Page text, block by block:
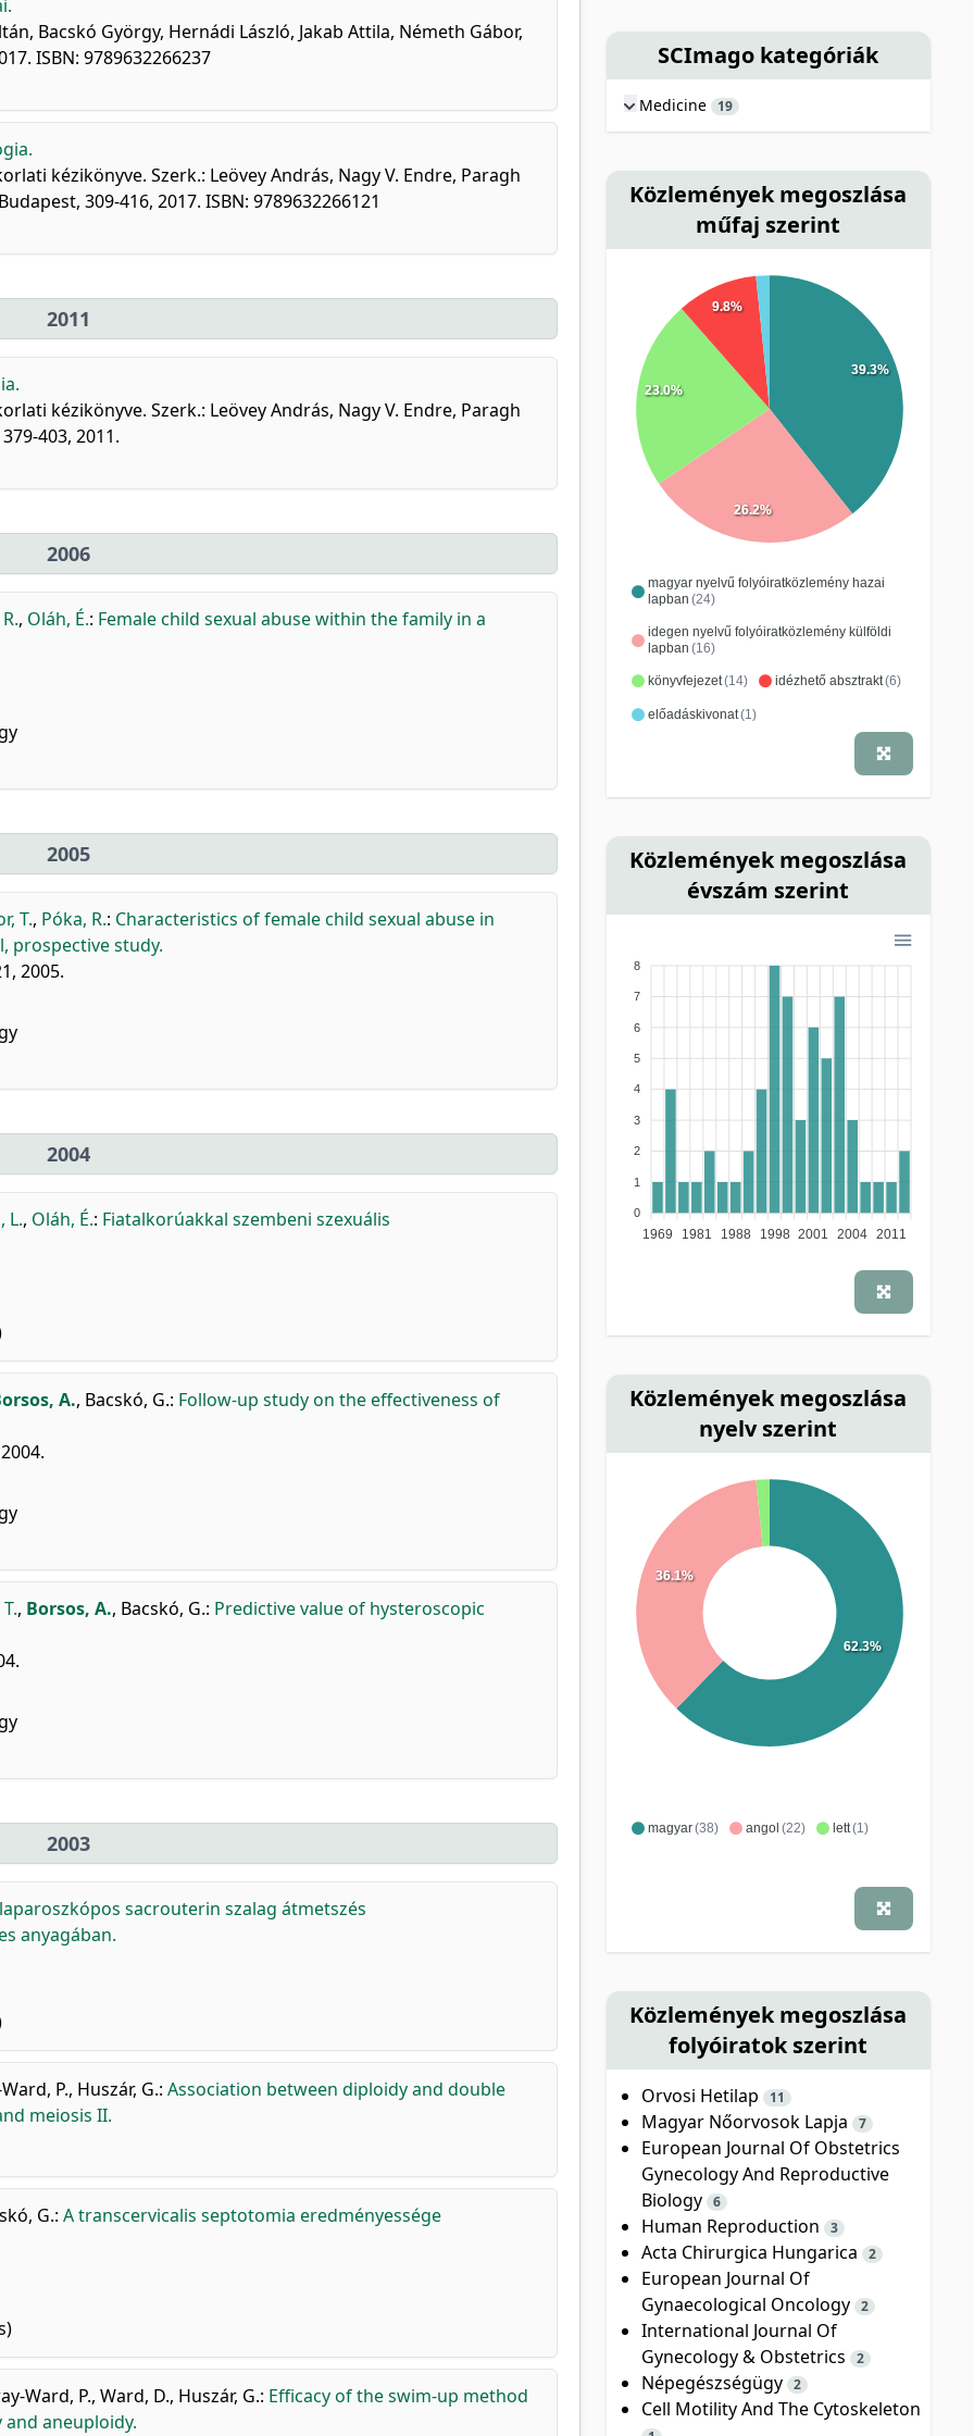
Bacskó György, Hernádi László, Jakab Attila, Németh Gábor,
ISBN: 9789632266237
kézikönyve. Szerk.: Leövey András, Nagy V. Endre, Paragh
309-416, 2017. ISBN: 9789632266121
2011
kézikönyve. Szerk.: Leövey András, Nagy V. Endre, Paragh
403, 2011.
2006
, Oláh, É.: Female child sexual abuse within the family in a
2005
T., Póka, R.: Characteristics of female child sexual abuse in
prospective study.
2005.
2004
L., Oláh, É.: Fiatalkorúakkal szembeni szexuális
A., Bacskó, G.: Follow-up study on the effectiveness of
, Borsos, A., Bacskó, G.: Predictive value of hysteroscopic
2003
sacrouterin szalag átmetszés
anyagában.
P., Huszár, G.: Association between diploidy and double
meiosis II.
G.: A transcervicalis septotomia eredményessége
Ward, P., Ward, D., Huszár, G.: Efficacy of the swim-up method
aneuploidy.
SCImago kategóriák
Medicine 19
Közlemények megoszlása
műfaj szerint
magyar nyelvű folyóiratközlemény hazai
lapban (24)
idegen nyelvű folyóiratközlemény külföldi
lapban (16)
könyvfejezet(14) idézhető absztrakt(6)
előadáskivonat(1)
39.3%
26.2%
23.0%
9.8%
Közlemények megoszlása
évszám szerint
8
7
6
5
4
3
2
1
0
1969 1981 1988 1998 2001 2004 2011
Közlemények megoszlása
nyelv szerint
magyar(38) angol (22) lett(1)
62.3%
36.1%
Közlemények megoszlása
folyóiratok szerint
Orvosi Hetilap 11
Magyar Nőorvosok Lapja 7
European Journal Of Obstetrics
Gynecology And Reproductive
Biology 6
Human Reproduction 3
Acta Chirurgica Hungarica 2
European Journal Of
Gynaecological Oncology 2
International Journal Of
Gynecology & Obstetrics
2
Népegészségügy 2
Cell Motility And The Cytoskeleton